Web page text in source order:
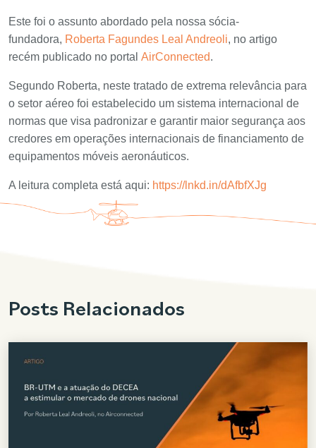
Este foi o assunto abordado pela nossa sócia-
fundadora, Roberta Fagundes Leal Andreoli, no artigo
recém publicado no portal AirConnected.
Segundo Roberta, neste tratado de extrema relevância para
o setor aéreo foi estabelecido um sistema internacional de
normas que visa padronizar e garantir maior segurança aos
credores em operações internacionais de financiamento de
equipamentos móveis aeronáuticos.
A leitura completa está aqui: https://lnkd.in/dAfbfXJg
Posts Relacionados